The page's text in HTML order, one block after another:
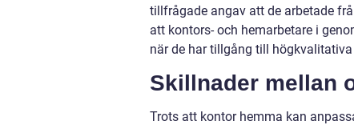
tillfrågade angav att de arbetade
att kontors- och hemarbetare i
när de har tillgång till
Skillnader mellan
Trots att kontor hemma kan